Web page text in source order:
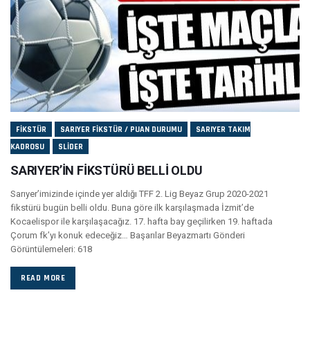
FIKSTÜR SARIYER FIKSTÜR / PUAN DURUMU
SARIYER TAKIM
KADROSU
SLIDER
SARIYER’İN FİKSTÜRÜ BELLİ OLDU
Sarıyer’imizinde içinde yer aldığı TFF 2. Lig Beyaz Grup 2020-2021
fikstürü bugün belli oldu. Buna göre ilk karşılaşmada İzmit’de
Kocaelispor ile karşılaşacağız. 17. hafta bay geçilirken 19. haftada
Çorum fk’yı konuk edeceğiz… Başarılar Beyazmartı Gönderi
Görüntülemeleri: 618
READ MORE